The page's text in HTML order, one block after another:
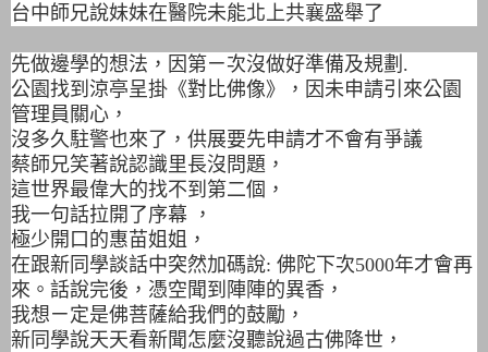
台中師兄說妹妹在醫院未能北上共襄盛舉了
先做邊學的想法，因第ㄧ次沒做好準備及規劃.
公園找到涼亭呈掛《對比佛像》，因未申請引來公園
管理員關心，
沒多久駐警也來了，供展要先申請才不會有爭議
蔡師兄笑著說認識里長沒問題，
這世界最偉大的找不到第二個，
我一句話拉開了序幕 ，
極少開口的惠苗姐姐，
在跟新同學談話中突然加碼說: 佛陀下次5000年才會再
來。話說完後，憑空聞到陣陣的異香，
我想ㄧ定是佛菩薩給我們的鼓勵，
新同學說天天看新聞怎麼沒聽說過古佛降世，